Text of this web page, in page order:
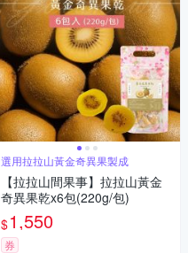
選用拉拉山黃金奇異果製成
【拉拉山間果事】拉拉山黃金
奇異果乾x6包(220g/包)
$1,550
券